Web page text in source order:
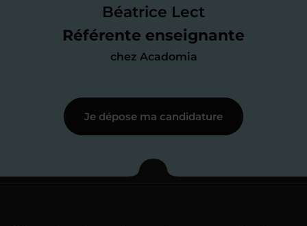
Béatrice Lect
Référente enseignante
chez Acadomia
des programmes scolaires(et pouvoir
me mettre à jour au besoin) et
j’échange en direct avec un chargé de
Étape 3
Je commence mes
Je dépose ma candidature